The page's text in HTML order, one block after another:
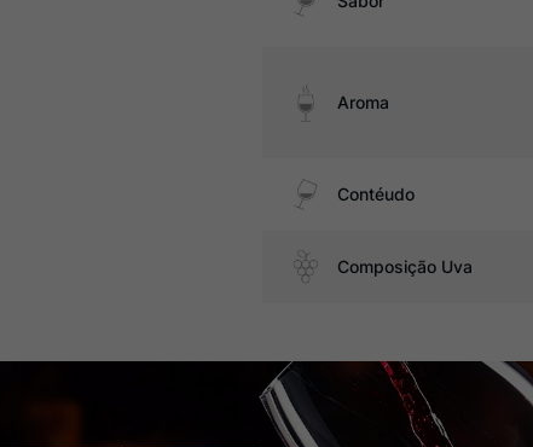
Aroma
Contéudo
Composição Uva